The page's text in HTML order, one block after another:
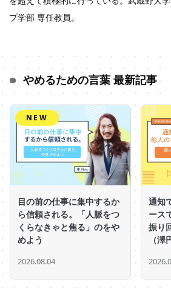
プ学部 専任教員。
やめるための言葉 最新記事
目の前の仕事に集中するか
ら信頼される。「人脈をつ
くらなきゃと焦る」のをや
めよう
2026.08.04
NEW
通知
ース
振り
（澤